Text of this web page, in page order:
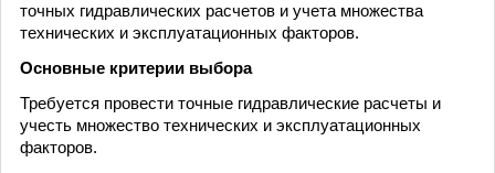
точных гидравлических расчетов и учета множества
технических и эксплуатационных факторов.
Основные критерии выбора
Требуется провести точные гидравлические расчеты и
учесть множество технических и эксплуатационных
факторов.